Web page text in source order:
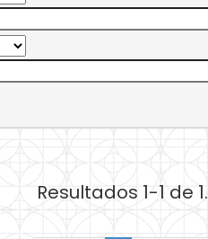
Resultados 1-1 de 1.